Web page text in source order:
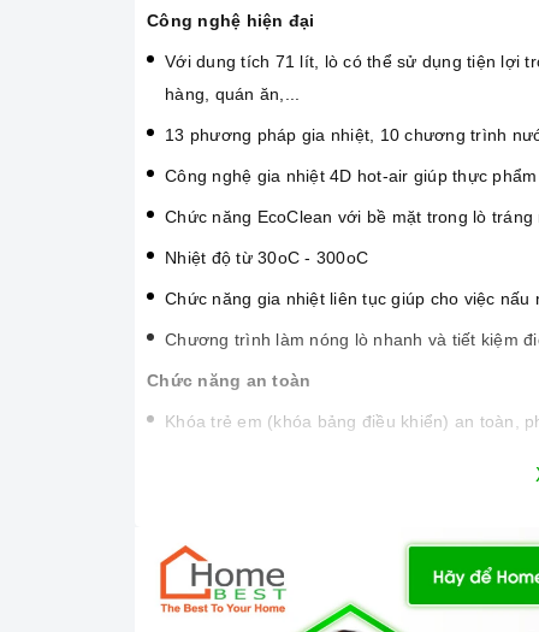
Công nghệ hiện đại
Với dung tích 71 lít, lò có thể sử dụng tiện lợi
hàng, quán ăn,...
13 phương pháp gia nhiệt, 10 chương trình
Công nghệ gia nhiệt 4D hot-air giúp thực
Chức năng EcoClean với bề mặt trong lò
Nhiệt độ từ 30oC - 300oC
Chức năng gia nhiệt liên tục giúp cho việc
Chương trình làm nóng lò nhanh và tiết kiệm
Chức năng an toàn
Khóa trẻ em (khóa bảng điều khiển) an toàn,
Cửa kính chịu nhiệt dày 4 lớp cao cấp, bền
Cửa mở với chức năng giảm chấn
2. Một số lưu ý khi sử dụng sản phẩm
Không sử dụng máy khi nguồn điện chập chờn.